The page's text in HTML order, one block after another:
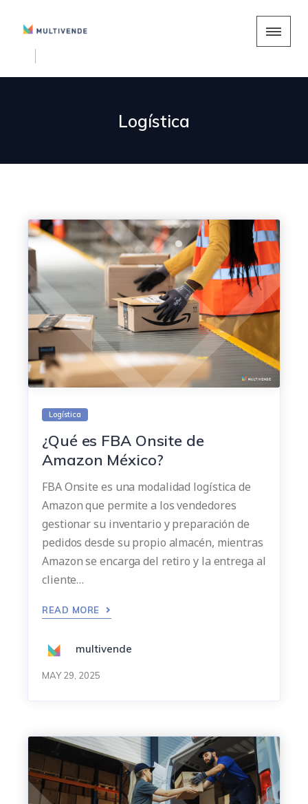
Logística
Logística
¿Qué es FBA Onsite de
Amazon México?
FBA Onsite es una modalidad logística de
Amazon que permite a los vendedores
gestionar su inventario y preparación de
pedidos desde su propio almacén, mientras
Amazon se encarga del retiro y la entrega al
cliente…
READ MORE
multivende
MAY 29, 2025